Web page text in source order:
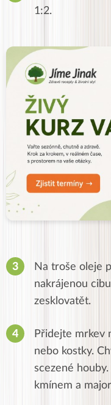
1:2.
Na troše oleje
nakrájenou
zesklovatět.
Přidejte mrkev
nebo kostky.
scezené
kmínem a